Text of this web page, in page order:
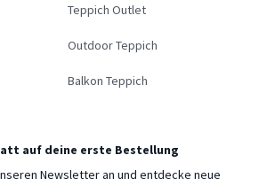
Teppich Outlet
Outdoor Teppich
Balkon Teppich
auf deine erste Bestellung
Newsletter an und entdecke neue